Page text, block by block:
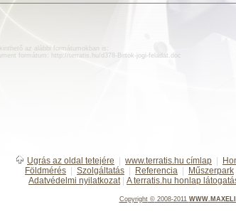
az alábbi formátumokban is:
formátum:
http://terratis.hu/d378-Birtok-jogi-feladat.doc
Ugrás az oldal tetejére www.terratis.hu címlap
Földmérés
Szolgáltatás Referencia Műszerpark
Adatvédelmi nyilatkozat
A terratis.hu honlap
Copyright©2008-2011